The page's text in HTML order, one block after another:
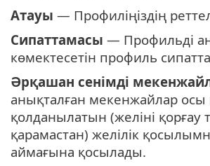
Атауы — Профиліңіздің
Сипаттамасы — Профильді
көмектесетін профиль
Әрқашан сенімді
анықталған мекенжайлар
қолданылатын (желіні қорғау
қарамастан) желілік
аймағына қосылады.